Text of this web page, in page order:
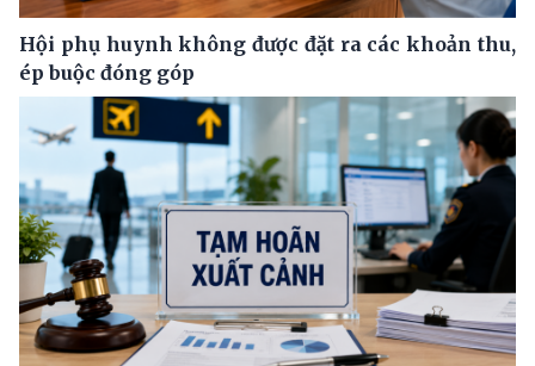
Hội phụ huynh không được đặt ra các khoản thu,
ép buộc đóng góp